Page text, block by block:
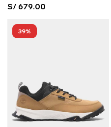
S/ 679.00
39